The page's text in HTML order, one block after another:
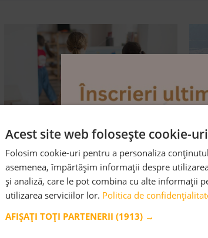
Pe când eram două
comunități și o părticică
Acest site web folosește cookie-uri
Folosim cookie-uri pentru a personaliza
asemenea, împărtășim informații despre
și analiză, care le pot combina cu alte informații
utilizarea serviciilor lor. Politica de
AFIȘAȚI TOȚI PARTENERII (1913) →